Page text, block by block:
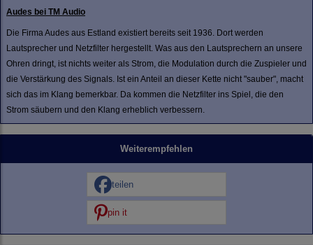
Audes bei TM Audio
Die Firma Audes aus Estland existiert bereits seit 1936. Dort werden
Lautsprecher und Netzfilter hergestellt. Was aus den Lautsprechern an unsere
Ohren dringt, ist nichts weiter als Strom, die Modulation durch die Zuspieler und
die Verstärkung des Signals. Ist ein Anteil an dieser Kette nicht "sauber", macht
sich das im Klang bemerkbar. Da kommen die Netzfilter ins Spiel, die den
Strom säubern und den Klang erheblich verbessern.
Weiterempfehlen
teilen
pin it